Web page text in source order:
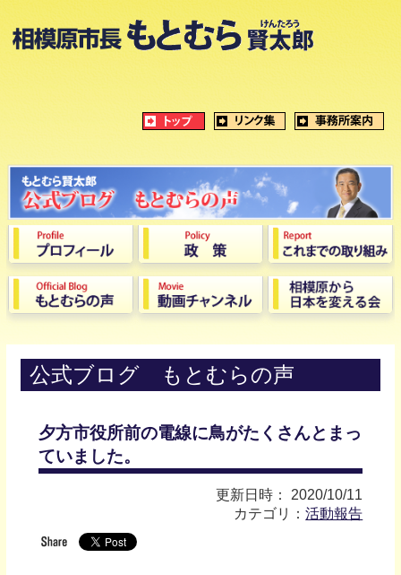
公式ブログ もとむらの声
夕方市役所前の電線に鳥がたくさんとまっ
ていました。
更新日時： 2020/10/11
カテゴリ：活動報告